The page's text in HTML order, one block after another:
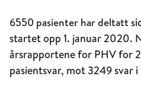
6550 pasienter har deltatt s
startet opp 1. januar 2020.
årsrapportene for PHV for
pasientsvar, mot 3249 svar